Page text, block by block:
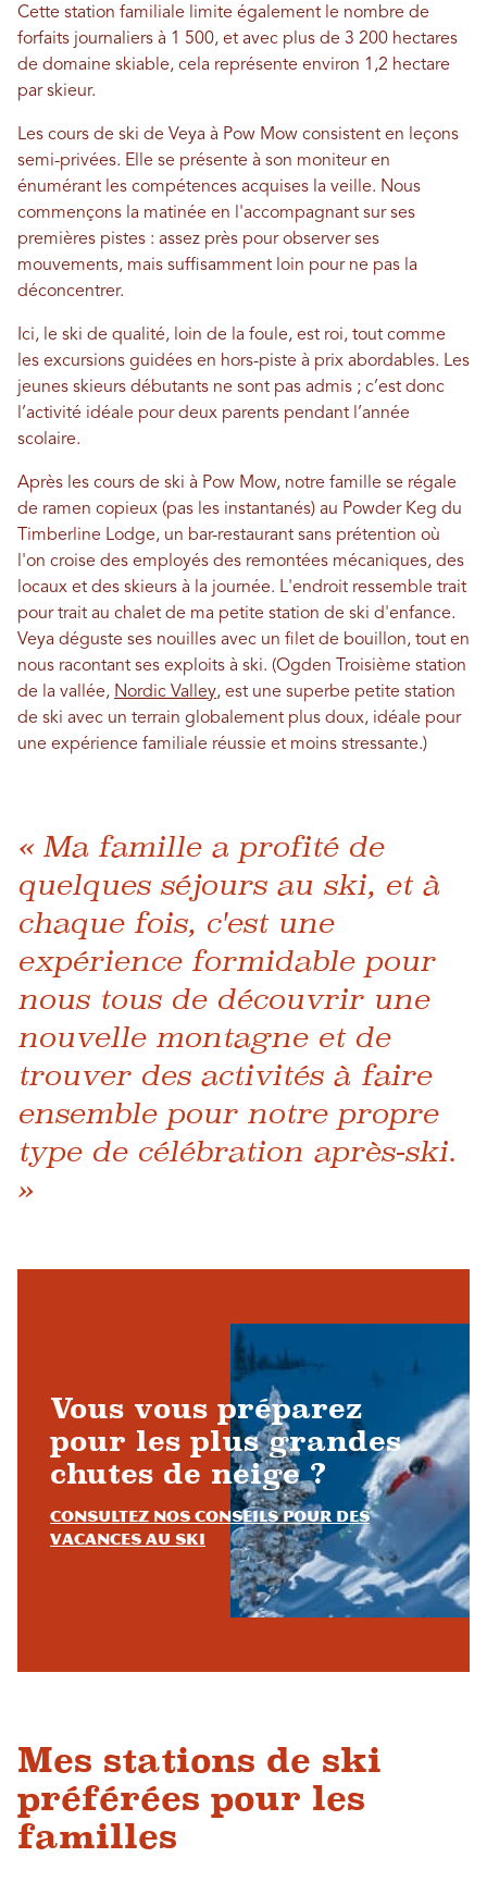
Cette station familiale limite également le nombre de
forfaits journaliers à 1 500, et avec plus de 3 200 hectares
de domaine skiable, cela représente environ 1,2 hectare
par skieur.
Les cours de ski de Veya à Pow Mow consistent en leçons
semi-privées. Elle se présente à son moniteur en
énumérant les compétences acquises la veille. Nous
commençons la matinée en l'accompagnant sur ses
premières pistes : assez près pour observer ses
mouvements, mais suffisamment loin pour ne pas la
déconcentrer.
Ici, le ski de qualité, loin de la foule, est roi, tout comme
les excursions guidées en hors-piste à prix abordables. Les
jeunes skieurs débutants ne sont pas admis ; c’est donc
l’activité idéale pour deux parents pendant l’année
scolaire.
Après les cours de ski à Pow Mow, notre famille se régale
de ramen copieux (pas les instantanés) au Powder Keg du
Timberline Lodge, un bar-restaurant sans prétention où
l'on croise des employés des remontées mécaniques, des
locaux et des skieurs à la journée. L'endroit ressemble trait
pour trait au chalet de ma petite station de ski d'enfance.
Veya déguste ses nouilles avec un filet de bouillon, tout en
nous racontant ses exploits à ski. (Ogden Troisième station
de la vallée, Nordic Valley, est une superbe petite station
de ski avec un terrain globalement plus doux, idéale pour
une expérience familiale réussie et moins stressante.)
« Ma famille a profité de
quelques séjours au ski, et à
chaque fois, c'est une
expérience formidable pour
nous tous de découvrir une
nouvelle montagne et de
trouver des activités à faire
ensemble pour notre propre
type de célébration après-ski.
»
Vous vous préparez
pour les plus grandes
chutes de neige ?
Consultez nos conseils pour des
vacances au ski
Mes stations de ski
préférées pour les
familles